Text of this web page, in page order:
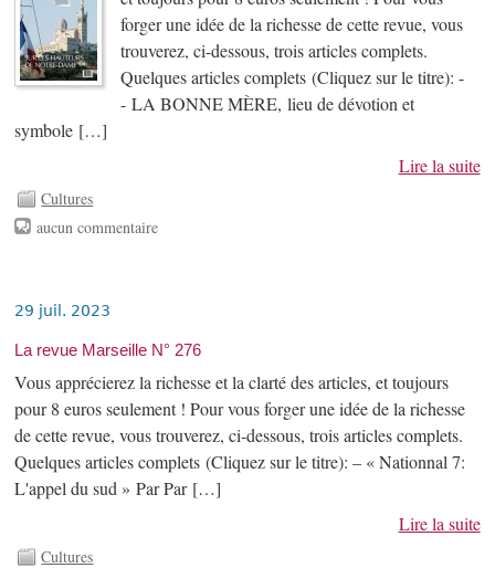
forger une idée de la richesse de cette revue, vous
trouverez, ci-dessous, trois articles complets.
Quelques articles complets (Cliquez sur le titre): -
- LA BONNE MÈRE, lieu de dévotion et
symbole […]
Lire la suite
Cultures
aucun commentaire
29 juil. 2023
La revue Marseille N° 276
Vous apprécierez la richesse et la clarté des articles, et toujours
pour 8 euros seulement ! Pour vous forger une idée de la richesse
de cette revue, vous trouverez, ci-dessous, trois articles complets.
Quelques articles complets (Cliquez sur le titre): – « Nationnal 7:
L'appel du sud » Par Par […]
Lire la suite
Cultures